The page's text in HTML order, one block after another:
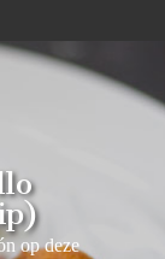
op deze